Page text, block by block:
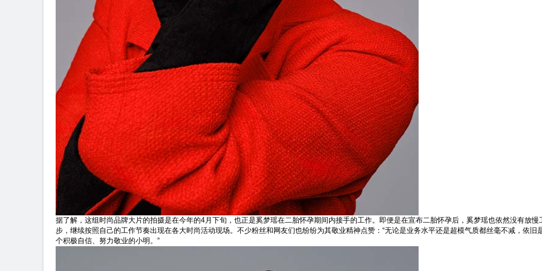
据了解，这组时尚品牌大片的拍摄是在今年的4月下旬，也正是奚梦瑶在二胎怀孕期间内接手的工作。即便是在宣布二胎怀孕后，奚梦瑶也依然没有放慢
步，继续按照自己的工作节奏出现在各大时尚活动现场。不少粉丝和网友们也纷纷为其敬业精神点赞：“无论是业务水平还是超模气质都丝毫不减，依旧
个积极自信、努力敬业的小明。”